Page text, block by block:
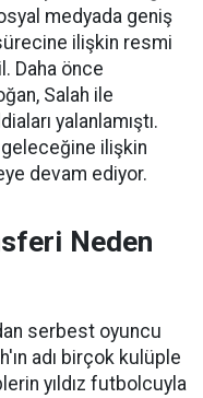
medyada geniş
ilişkin resmi
Daha önce
Salah ile
yalanlamıştı.
geleceğine ilişkin
devam ediyor.
Neden
serbest oyuncu
adı birçok kulüple
yıldız futbolcuyla